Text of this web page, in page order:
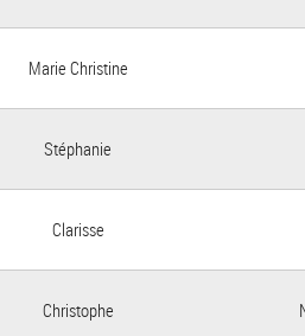
Marie Christine
Stéphanie
Clarisse
Christophe